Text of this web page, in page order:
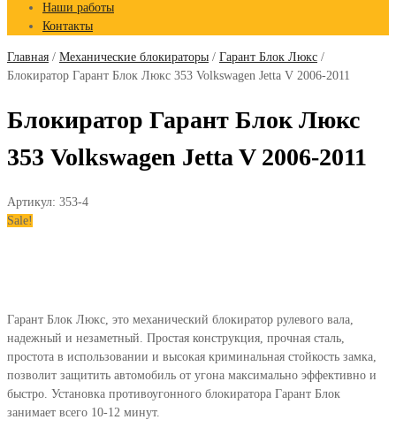
Наши работы
Контакты
Главная / Механические блокираторы / Гарант Блок Люкс /
Блокиратор Гарант Блок Люкс 353 Volkswagen Jetta V 2006-2011
Блокиратор Гарант Блок Люкс
353 Volkswagen Jetta V 2006-2011
Артикул: 353-4
Sale!
Гарант Блок Люкс, это механический блокиратор рулевого вала,
надежный и незаметный. Простая конструкция, прочная сталь,
простота в использовании и высокая криминальная стойкость замка,
позволит защитить автомобиль от угона максимально эффективно и
быстро. Установка противоугонного блокиратора Гарант Блок
занимает всего 10-12 минут.